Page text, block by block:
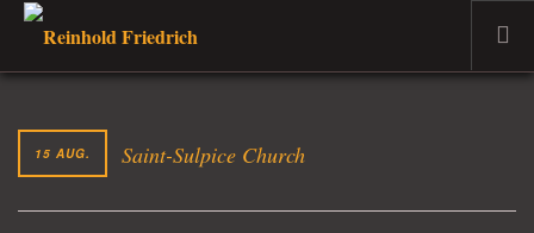
DER MUSIKER
15 AUG. Saint-Sulpice Church